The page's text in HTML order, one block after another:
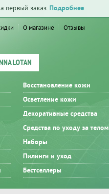
первый заказ. Подробнее
О магазине Отзывы
LOTAN
Восстановление кожи
Осветление кожи
Декоративные средства
Средства по уходу за телом
Наборы
Пилинги и уход
Бестселлеры